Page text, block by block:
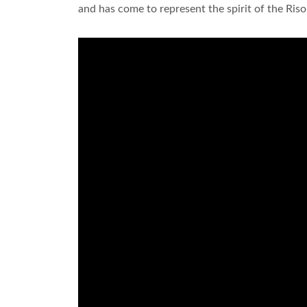
and has come to represent the spirit of the